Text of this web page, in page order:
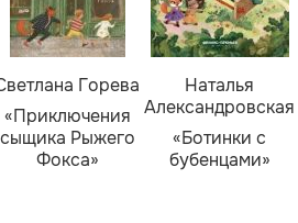
Горева
«Приключения
сыщика Рыжего
Фокса»
Наталья
Александровская
«Ботинки с
бубенцами»